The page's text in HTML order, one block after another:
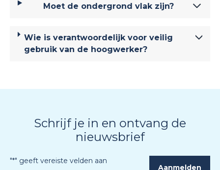
Moet de ondergrond vlak zijn?
Wie is verantwoordelijk voor veilig
gebruik van de hoogwerker?
Schrijf je in en ontvang de
nieuwsbrief
"*" geeft vereiste velden aan